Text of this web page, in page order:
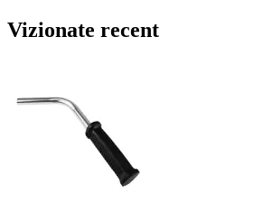
Vizionate recent